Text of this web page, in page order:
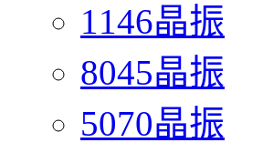
1146晶振
8045晶振
5070晶振